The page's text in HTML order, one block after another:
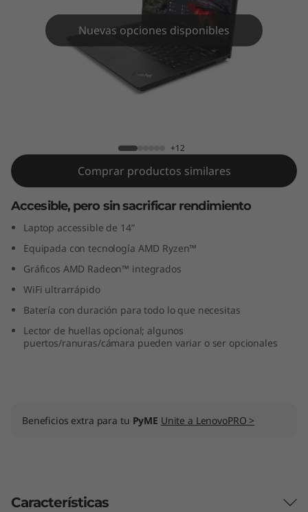
M
D
Nuevas opciones disponibles
+12
Comprar productos similares
Accesible, pero sin sacrificar rendimiento
Laptop accessible de 14”
Equipada con tecnología AMD Ryzen™
Gráficos AMD Radeon™ integrados
WiFi ultrarrápido
Batería con duración para todo lo que necesitas
Lector de huellas opcional; algunos
puertos/ranuras/cámara pueden variar o ser opcionales
Beneficios extra para tu PyME Unite a LenovoPRO >
Características